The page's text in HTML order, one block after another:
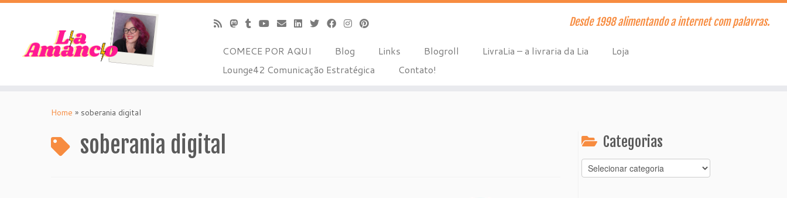
Desde 1998 alimentando a internet com palavras.
COMECE POR AQUI Blog Links Blogroll LivraLia – a livraria da Lia
Loja
Lounge42 Comunicação Estratégica
Contato!
Home » soberania digital
soberania digital Categorias
Categorias